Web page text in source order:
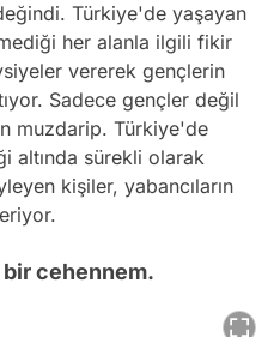
Türkiye'de yaşayan
her alanla ilgili fikir
vererek gençlerin
Sadece gençler değil
muzdarip. Türkiye'de
altında sürekli olarak
kişiler, yabancıların
cehennem.